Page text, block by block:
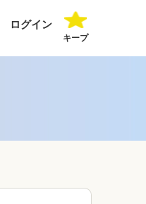
ログイン
キープ